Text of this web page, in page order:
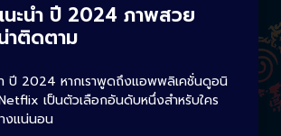
ะนำ ปี 2024 ภาพสวย
าติดตาม
ปี 2024 หากเราพูดถึงแอพพลิเคชั่นดูอนิ
Netflix เป็นตัวเลือกอันดับหนึ่งสำหรับใคร
งแน่นอน